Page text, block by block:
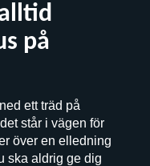
på
ett träd på
står i vägen för
över en elledning
ska aldrig ge dig